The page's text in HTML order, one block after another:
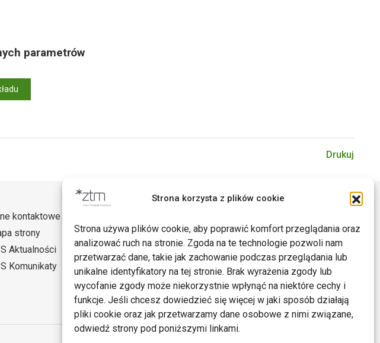
Strona korzysta z plików cookie
Strona używa plików cookie, aby poprawić komfort przeglądania oraz
analizować ruch na stronie. Zgoda na te technologie pozwoli nam
przetwarzać dane, takie jak zachowanie podczas przeglądania lub
unikalne identyfikatory na tej stronie. Brak wyrażenia zgody lub
wycofanie zgody może niekorzystnie wpłynąć na niektóre cechy i
funkcje. Jeśli chcesz dowiedzieć się więcej w jaki sposób działają
pliki cookie oraz jak przetwarzamy dane osobowe z nimi związane,
odwiedź strony pod poniższymi linkami.
parametrów
Drukuj
kontaktowe
strony
Aktualności
Komunikaty